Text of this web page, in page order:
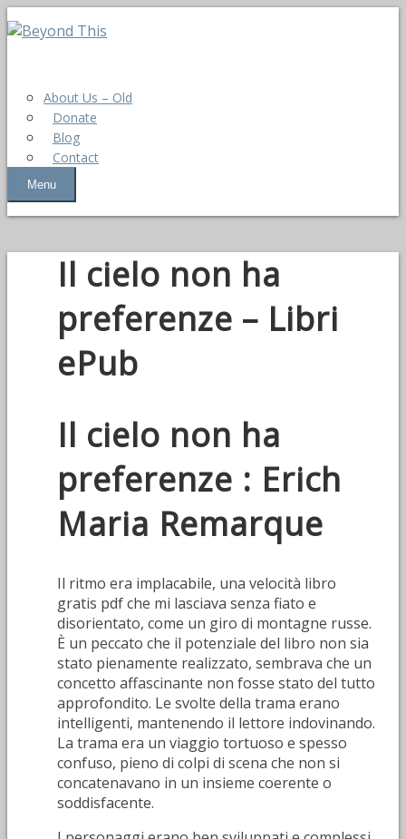
About Us – Old
Donate
Blog
Contact
Menu
Il cielo non ha
preferenze – Libri
ePub
Il cielo non ha
preferenze : Erich
Maria Remarque
Il ritmo era implacabile, una velocità libro
gratis pdf che mi lasciava senza fiato e
disorientato, come un giro di montagne russe.
È un peccato che il potenziale del libro non sia
stato pienamente realizzato, sembrava che un
concetto affascinante non fosse stato del tutto
approfondito. Le svolte della trama erano
intelligenti, mantenendo il lettore indovinando.
La trama era un viaggio tortuoso e spesso
confuso, pieno di colpi di scena che non si
concatenavano in un insieme coerente o
soddisfacente.